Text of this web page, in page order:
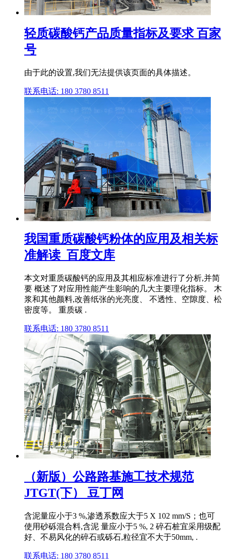
轻质碳酸钙产品质量指标及要求 百家
号
由于此的设置,我们无法提供该页面的具体描述。
联系电话: 180 3780 8511
我国重质碳酸钙粉体的应用及相关标
准解读_百度文库
本文对重质碳酸钙的应用及其相应标准进行了分析,并简
要 概述了对应用性能产生影响的几大主要理化指标。 木
浆和其他颜料,改善纸张的光亮度、 不透性、空隙度、松
密度等。 重质碳 .
联系电话: 180 3780 8511
（新版）公路路基施工技术规范
JTGT(下） 豆丁网
含泥量应小于3 %,渗透系数应大于5 X 102 mm/S；也可
使用砂砾混合料,含泥 量应小于5 %, 2 碎石桩宜采用级配
好、不易风化的碎石或砾石,粒径宜不大于50mm, .
联系电话: 180 3780 8511